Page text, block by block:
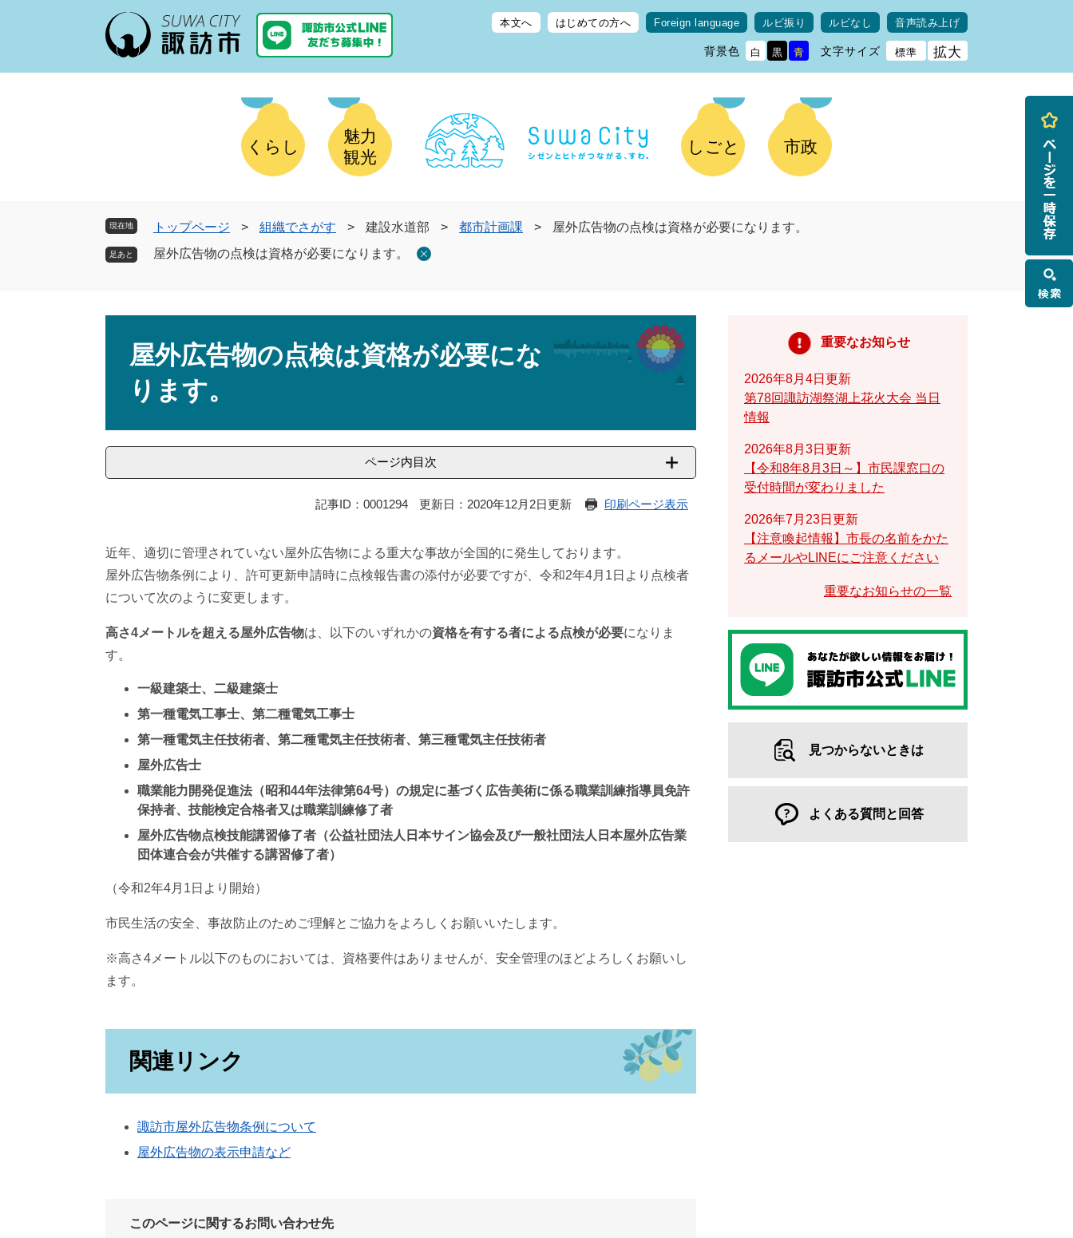
本文へ はじめての方へ Foreign language ルビ振り ルビなし 音声読み上げ
背景色 白 黒 青 文字サイズ 標準 拡大
くらし
魅力
観光
しごと 市政
現在地 トップページ > 組織でさがす > 建設水道部 > 都市計画課 >
屋外広告物の点検は資格が必要になります。
屋外広告物の点検は資格が必要になります。
屋外広告物の点検は資格が必要にな
ります。
ページ内目次
記事ID：0001294 更新日：2020年12月2日更新 印刷ページ表示
近年、適切に管理されていない屋外広告物による重大な事故が全国的に発生しております。
屋外広告物条例により、許可更新申請時に点検報告書の添付が必要ですが、令和2年4月1日より点検者
について次のように変更します。
高さ4メートルを超える屋外広告物は、以下のいずれかの資格を有する者による点検が必要になりま
す。
一級建築士、二級建築士
第一種電気工事士、第二種電気工事士
第一種電気主任技術者、第二種電気主任技術者、第三種電気主任技術者
屋外広告士
職業能力開発促進法（昭和44年法律第64号）の規定に基づく広告美術に係る職業訓練指導員免許
保持者、技能検定合格者又は職業訓練修了者
屋外広告物点検技能講習修了者（公益社団法人日本サイン協会及び一般社団法人日本屋外広告業
団体連合会が共催する講習修了者）
（令和2年4月1日より開始）
市民生活の安全、事故防止のためご理解とご協力をよろしくお願いいたします。
※高さ4メートル以下のものにおいては、資格要件はありませんが、安全管理のほどよろしくお願いし
ます。
関連リンク
諏訪市屋外広告物条例について
屋外広告物の表示申請など
このページに関するお問い合わせ先
重要なお知らせ
2026年8月4日更新
第78回諏訪湖祭湖上花火大会 当日
情報
2026年8月3日更新
【令和8年8月3日～】市民課窓口の
受付時間が変わりました
2026年7月23日更新
【注意喚起情報】市長の名前をかた
るメールやLINEにご注意ください
重要なお知らせの一覧
見つからないときは
よくある質問と回答